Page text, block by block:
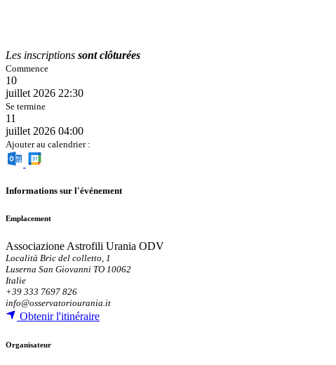
Les inscriptions sont clôturées
Commence
10
juillet 2026 22:30
Se termine
11
juillet 2026 04:00
Ajouter au calendrier :
Informations sur l'événement
Emplacement
Associazione Astrofili Urania ODV
Località Bric del colletto, 1
Luserna San Giovanni TO 10062
Italie
+39 333 7697 826
info@osservatoriourania.it
Obtenir l'itinéraire
Organisateur